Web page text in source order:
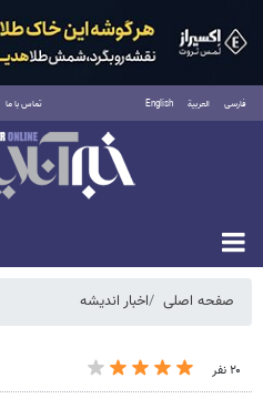
فارسی العربية English تماس با ما
جمعه ۱۶ مرداد ۱۴۰۵
صفحه اصلی اخبار اندیشه
۲۰ نفر